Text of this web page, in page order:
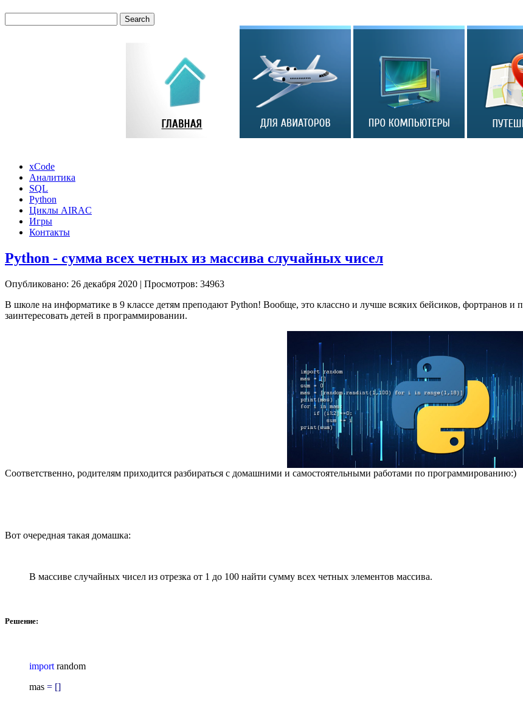
xCode
Аналитика
SQL
Python
Циклы AIRAC
Игры
Контакты
Python - сумма всех четных из массива случайных чисел
Опубликовано: 26 декабря 2020 | Просмотров: 34963
В школе на информатике в 9 классе детям преподают Python! Вообще, это классно и лучше всяких бейсиков, фортранов и
заинтересовать детей в программировании.
Соответственно, родителям приходится разбираться с домашними и самостоятельными работами по программированию:)
Вот очередная такая домашка:
В массиве случайных чисел из отрезка от 1 до 100 найти сумму всех четных элементов массива.
Решение:
import random
mas = []